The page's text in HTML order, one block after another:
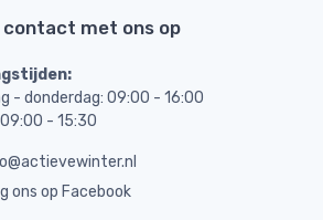
contact met ons op
- donderdag: 09:00 - 16:00
- 15:30
ons op Facebook